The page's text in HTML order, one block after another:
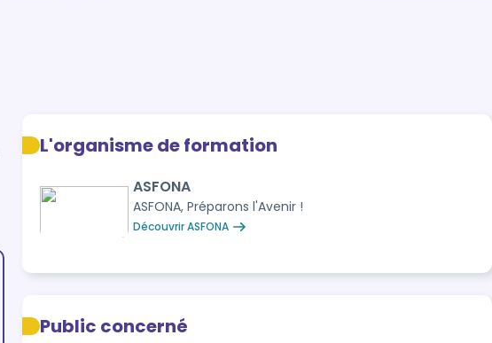
L'organisme de formation
ASFONA
ASFONA, Préparons l'Avenir !
Découvrir ASFONA
Public concerné